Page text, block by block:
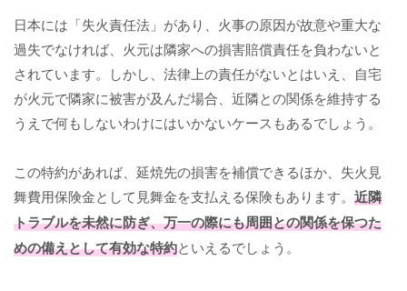
日本には「失火責任法」があり、火事の原因が故意や重大な
過失でなければ、火元は隣家への損害賠償責任を負わないと
されています。しかし、法律上の責任がないとはいえ、自宅
が火元で隣家に被害が及んだ場合、近隣との関係を維持する
うえで何もしないわけにはいかないケースもあるでしょう。
この特約があれば、延焼先の損害を補償できるほか、失火見
舞費用保険金として見舞金を支払える保険もあります。 近隣
トラブルを未然に防ぎ、万一の際にも周囲との関係を保つた
めの備えとして有効な特約といえるでしょう。